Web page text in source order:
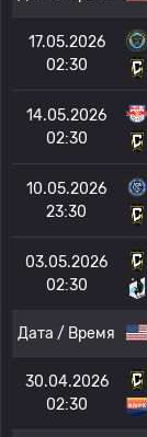
17.05.2026
02:30
14.05.2026
02:30
10.05.2026
23:30
03.05.2026
02:30
Дата / Время
30.04.2026
02:30